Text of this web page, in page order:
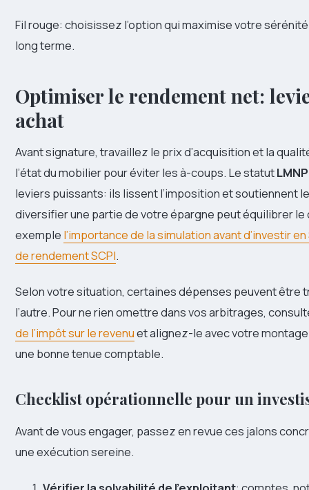
Fil rouge: choisissez l’option qui maximise votre
long terme.
Optimiser le rendement net:
achat
Avant signature, travaillez le prix d’acquisition et la
l’état du mobilier pour éviter les à-coups. Le statut
leviers puissants: ils lissent l’imposition et soutiennent
diversifier une partie de votre épargne peut équilibrer
exemple l’importance de la simulation avant d’investir en
de rendement SCPI.
Selon votre situation, certaines dépenses peuvent être
l’autre. Pour ne rien omettre dans vos arbitrages,
de l’impôt sur le revenuet alignez-le avec votre montage
une bonne tenue comptable.
Checklist opérationnelle pour un
Avant de vous engager, passez en revue ces jalons
une exécution sereine.